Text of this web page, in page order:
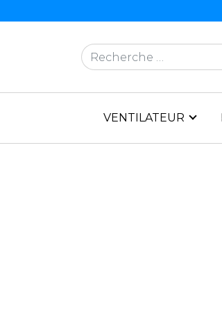
Rechercher
VENTILATEUR